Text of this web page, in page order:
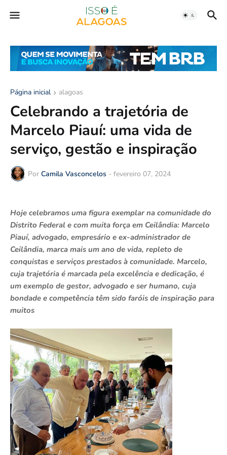
Página inicial alagoas
Celebrando a trajetória de
Marcelo Piauí: uma vida de
serviço, gestão e inspiração
Por Camila Vasconcelos - fevereiro 07, 2024
Hoje celebramos uma figura exemplar na comunidade do
Distrito Federal e com muita força em Ceilândia: Marcelo
Piauí, advogado, empresário e ex-administrador de
Ceilândia, marca mais um ano de vida, repleto de
conquistas e serviços prestados à comunidade. Marcelo,
cuja trajetória é marcada pela excelência e dedicação, é
um exemplo de gestor, advogado e ser humano, cuja
bondade e competência têm sido faróis de inspiração para
muitos